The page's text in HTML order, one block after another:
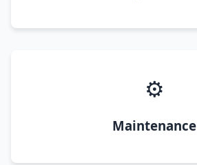
⚙️
Maintenance